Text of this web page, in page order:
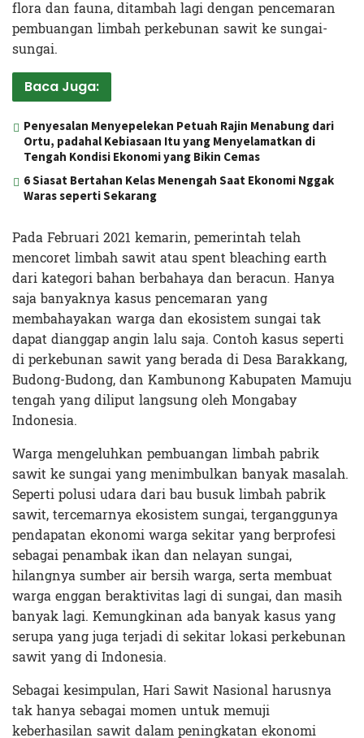
flora dan fauna, ditambah lagi dengan pencemaran
pembuangan limbah perkebunan sawit ke sungai-
sungai.
Baca Juga:
Penyesalan Menyepelekan Petuah Rajin Menabung dari
Ortu, padahal Kebiasaan Itu yang Menyelamatkan di
Tengah Kondisi Ekonomi yang Bikin Cemas
6 Siasat Bertahan Kelas Menengah Saat Ekonomi Nggak
Waras seperti Sekarang
Pada Februari 2021 kemarin, pemerintah telah
mencoret limbah sawit atau spent bleaching earth
dari kategori bahan berbahaya dan beracun. Hanya
saja banyaknya kasus pencemaran yang
membahayakan warga dan ekosistem sungai tak
dapat dianggap angin lalu saja. Contoh kasus seperti
di perkebunan sawit yang berada di Desa Barakkang,
Budong-Budong, dan Kambunong Kabupaten Mamuju
tengah yang diliput langsung oleh Mongabay
Indonesia.
Warga mengeluhkan pembuangan limbah pabrik
sawit ke sungai yang menimbulkan banyak masalah.
Seperti polusi udara dari bau busuk limbah pabrik
sawit, tercemarnya ekosistem sungai, terganggunya
pendapatan ekonomi warga sekitar yang berprofesi
sebagai penambak ikan dan nelayan sungai,
hilangnya sumber air bersih warga, serta membuat
warga enggan beraktivitas lagi di sungai, dan masih
banyak lagi. Kemungkinan ada banyak kasus yang
serupa yang juga terjadi di sekitar lokasi perkebunan
sawit yang di Indonesia.
Sebagai kesimpulan, Hari Sawit Nasional harusnya
tak hanya sebagai momen untuk memuji
keberhasilan sawit dalam peningkatan ekonomi